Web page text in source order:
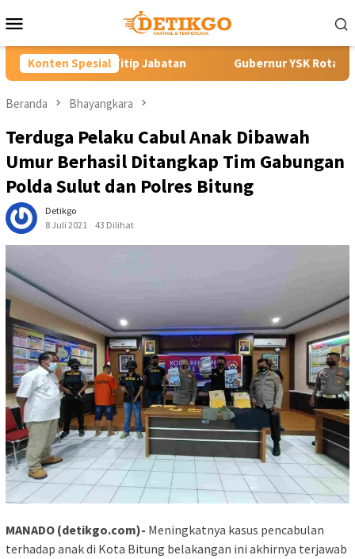
ke
Mobile
Konten Spesial
Jabatan Gubernur YSK Rotasi Tiga Pejabat Eselon II
Beranda Bhayangkara
Terduga Pelaku Cabul Anak Dibawah
Umur Berhasil Ditangkap Tim Gabungan
Polda Sulut dan Polres Bitung
Detikgo
8 Juli 2021
43 Dilihat
MANADO (detikgo.com)- Meningkatnya kasus pencabulan
terhadap anak di Kota Bitung belakangan ini akhirnya terjawab